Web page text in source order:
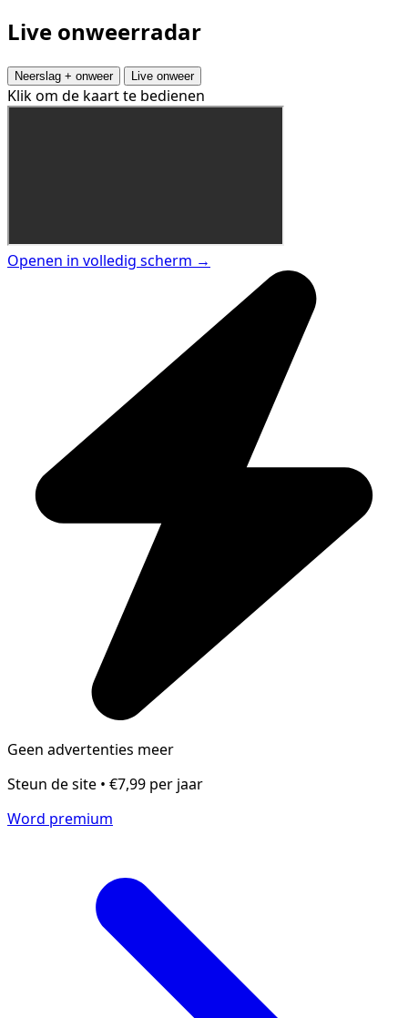
Live onweerradar
Neerslag + onweer Live onweer
Klik om de kaart te bedienen
Openen in volledig scherm →
Geen advertenties meer
Steun de site • €7,99 per jaar
Word premium